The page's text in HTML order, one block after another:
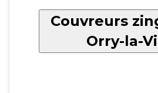
Couvreurs
Orry-la-